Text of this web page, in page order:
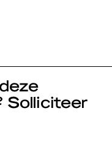
Solliciteer